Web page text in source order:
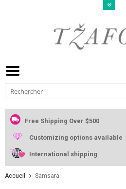
Free Shipping Over $500
Customizing options available
International shipping
Accueil Samsara